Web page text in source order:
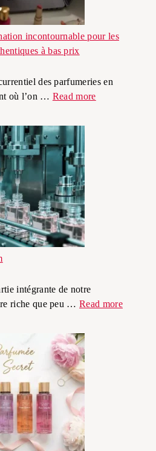
incontournable pour les
à bas prix
des parfumeries en
où l’on … Read more
intégrante de notre
riche que peu …Read more